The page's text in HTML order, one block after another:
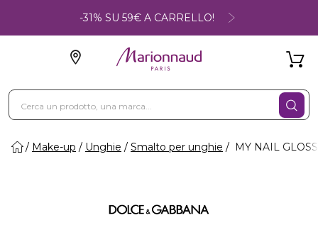
-31% SU 59€ A CARRELLO!
Make-up Unghie Smalto per unghie MY NAIL